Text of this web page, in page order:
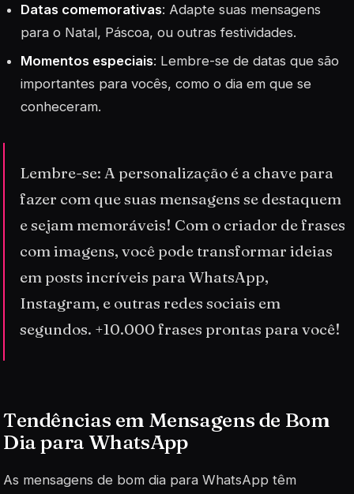
Datas comemorativas: Adapte suas mensagens
para o Natal, Páscoa, ou outras festividades.
Momentos especiais: Lembre-se de datas que são
importantes para vocês, como o dia em que se
conheceram.
Lembre-se: A personalização é a chave para
fazer com que suas mensagens se destaquem
e sejam memoráveis! Com o criador de frases
com imagens, você pode transformar ideias
em posts incríveis para WhatsApp,
Instagram, e outras redes sociais em
segundos. +10.000 frases prontas para você!
Tendências em Mensagens de Bom
Dia para WhatsApp
As mensagens de bom dia para WhatsApp têm